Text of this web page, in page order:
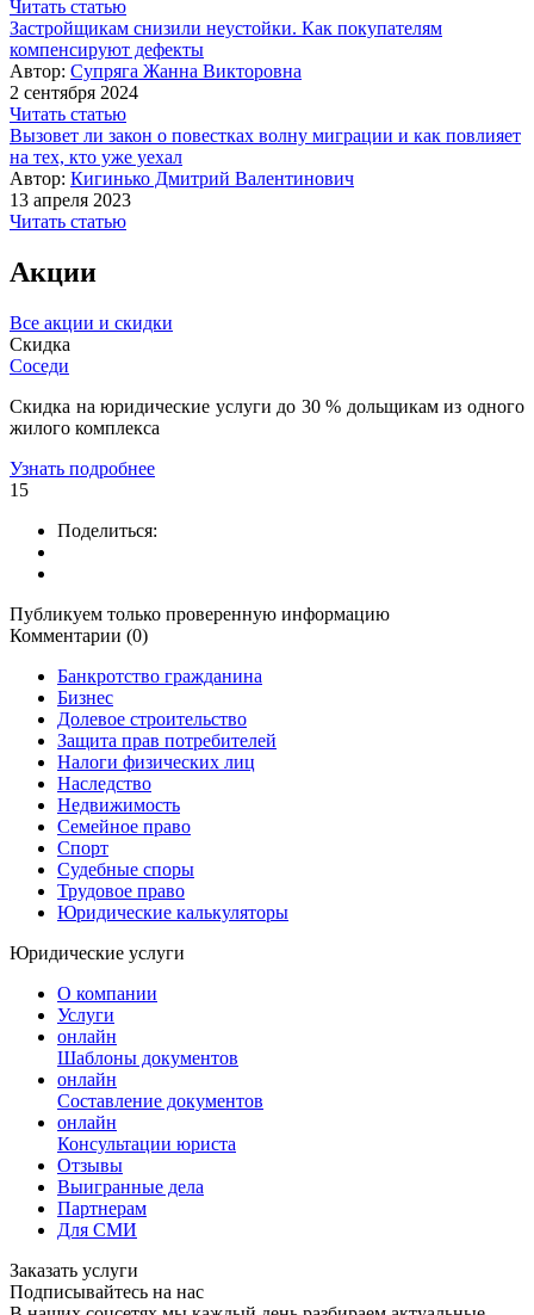
Читать статью
Застройщикам снизили неустойки. Как покупателям
компенсируют дефекты
Автор: Супряга Жанна Викторовна
2 сентября 2024
Читать статью
Вызовет ли закон о повестках волну миграции и как повлияет
на тех, кто уже уехал
Автор: Кигинько Дмитрий Валентинович
13 апреля 2023
Читать статью
Акции
Все акции и скидки
Скидка
Соседи
Скидка на юридические услуги до 30 % дольщикам из одного
жилого комплекса
Узнать подробнее
15
Поделиться:
Публикуем только проверенную информацию
Комментарии (0)
Банкротство гражданина
Бизнес
Долевое строительство
Защита прав потребителей
Налоги физических лиц
Наследство
Недвижимость
Семейное право
Спорт
Судебные споры
Трудовое право
Юридические калькуляторы
Юридические услуги
О компании
Услуги
онлайн
Шаблоны документов
онлайн
Составление документов
онлайн
Консультации юриста
Отзывы
Выигранные дела
Партнерам
Для СМИ
Заказать услуги
Подписывайтесь на нас